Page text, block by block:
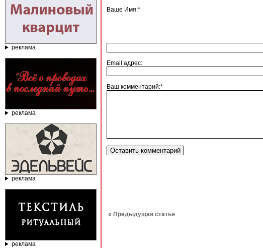
реклама
реклама
реклама
реклама
Ваше Имя:*
Email адрес:
Ваш комментарий:*
« Предыдущая статья